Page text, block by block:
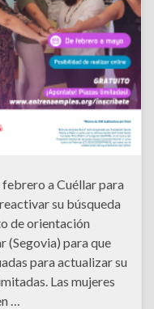
febrero a Cuéllar para
su búsqueda
de orientación
(Segovia) para que
para actualizar su
Las mujeres
…